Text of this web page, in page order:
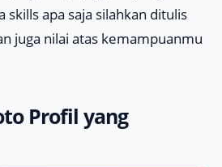
skillsapa saja silahkan ditulis
juga nilai atas kemampuanmu
Profil yang